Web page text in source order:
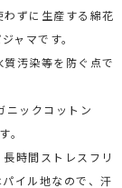
ずに生産する綿花
ャマです。
汚染等を防ぐ点で
ニックコットン
。
時間ストレスフリ
イル地なので、汗